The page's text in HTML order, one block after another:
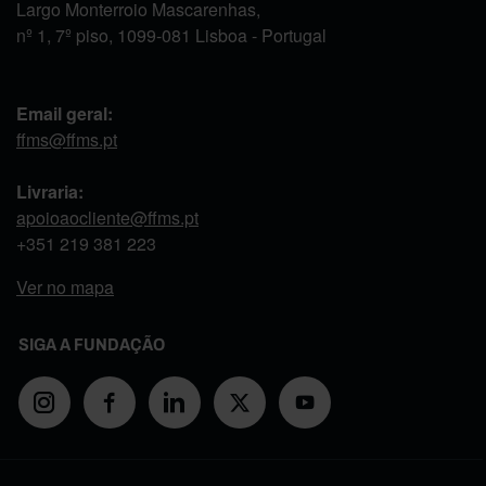
Largo Monterroio Mascarenhas,
nº 1, 7º piso, 1099-081 Lisboa - Portugal
Email geral:
ffms@ffms.pt
Livraria:
apoioaocliente@ffms.pt
+351 219 381 223
Ver no mapa
SIGA A FUNDAÇÃO